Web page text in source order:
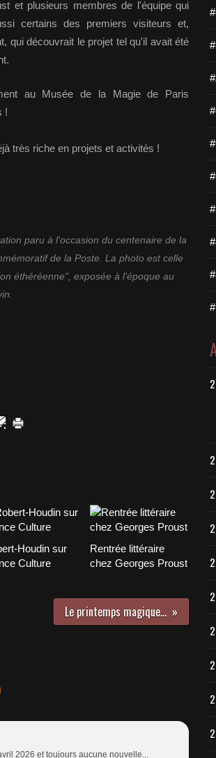
et plusieurs membres de l'équipe qui
certains des premiers visiteurs et,
qui découvrait le projet tel qu'il avait été
au Musée de la Magie de Paris
!
très riche en projets et activités !
paru à l'occasion du centenaire de la
de la Poste. La photo est celle
éthéréenne", exposée à l'époque au
Houdin sur
Culture
Rentrée littéraire
chez Georges Proust
Le printemps magique...
2026 et toujours aucune nouvelle...